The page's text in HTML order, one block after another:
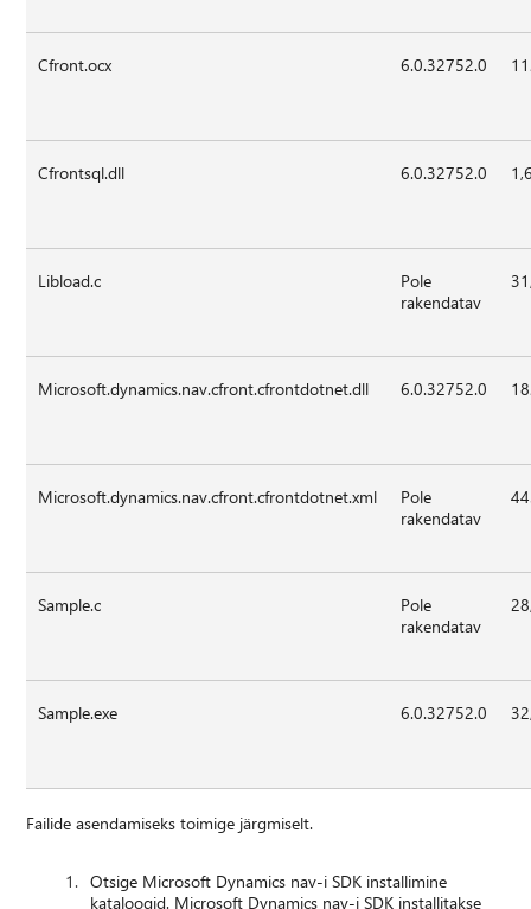
Cfront.ocx 6.0.32752.0
Cfrontsql.dll 6.0.32752.0
Libload.c
Pole
rakendatav
Microsoft.dynamics.nav.cfront.cfrontdotnet.dll 6.0.32752.0
Microsoft.dynamics.nav.cfront.cfrontdotnet.xml
Pole
rakendatav
Sample.c
Pole
rakendatav
Sample.exe 6.0.32752.0
Failide asendamiseks toimige järgmiselt.
Otsige Microsoft Dynamics nav-i SDK installimine
kataloogid. Microsoft Dynamics nav-i SDK installitakse